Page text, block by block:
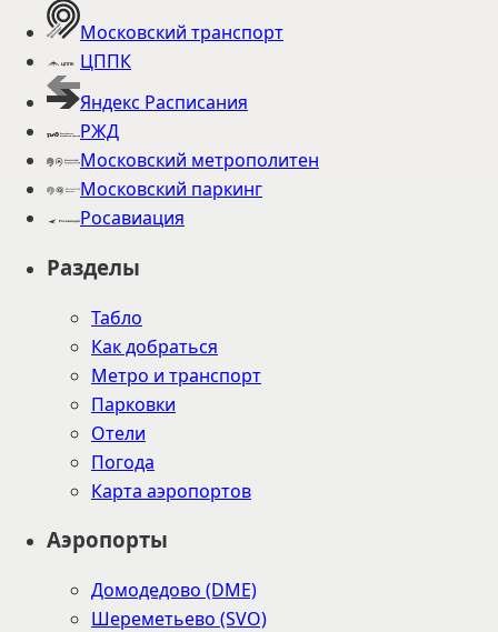
Московский транспорт
ЦППК
Яндекс Расписания
РЖД
Московский метрополитен
Московский паркинг
Росавиация
Разделы
Табло
Как добраться
Метро и транспорт
Парковки
Отели
Погода
Карта аэропортов
Аэропорты
Домодедово (DME)
Шереметьево (SVO)